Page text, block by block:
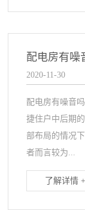
配电房有噪
2020-11-30
配电房有噪音
捷住户中后期
部布局的情况
者而言较为...
了解详情 +